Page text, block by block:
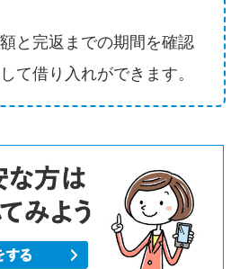
と完返までの期間を確認
て借り入れができます。